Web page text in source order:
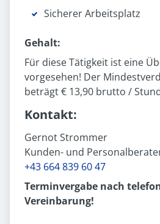
Sicherer Arbeitsplatz
Gehalt:
Für diese Tätigkeit ist eine
vorgesehen! Der
beträgt € 13,90 brutto /
Kontakt:
Gernot Strommer
Kunden- und
+43 664 839 60 47
Terminvergabe nach
Vereinbarung!